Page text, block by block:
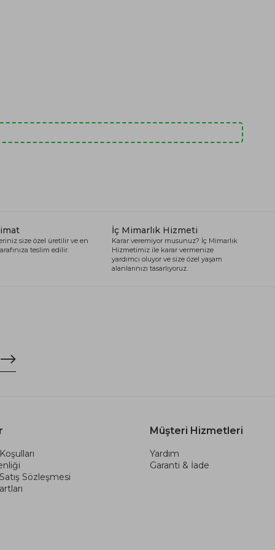
size özel üretilir ve en
teslim edilir.
İç Mimarlık Hizmeti
Karar veremiyor musunuz? İç Mimarlık
Hizmetimiz ile karar vermenize
yardımcı oluyor ve size özel yaşam
alanlarınızı tasarlıyoruz.
Sözleşmesi
Müşteri Hizmetleri
Yardım
Garanti & İade